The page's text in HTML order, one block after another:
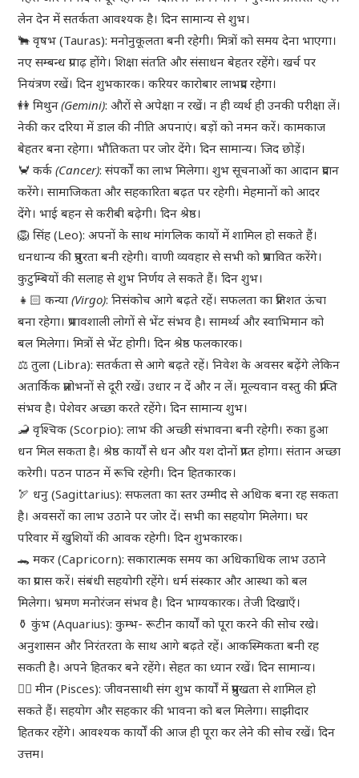
लेन देन में सतर्कता आवश्यक है। दिन सामान्य से शुभ।
🐂 वृषभ (Tauras): मनोनुकूलता बनी रहेगी। मित्रों को समय देना भाएगा।
नए सम्बन्ध प्रगाढ़ होंगे। शिक्षा संतति और संसाधन बेहतर रहेंगे। खर्च पर
नियंत्रण रखें। दिन शुभकारक। करियर कारोबार लाभप्रद रहेगा।
👭मिथुन (Gemini): औरों से अपेक्षा न रखें। न ही व्यर्थ ही उनकी परीक्षा लें।
नेकी कर दरिया में डाल की नीति अपनाएं। बड़ों को नमन करें। कामकाज
बेहतर बना रहेगा। भौतिकता पर जोर देंगे। दिन सामान्य। जिद छोड़ें।
🦀कर्क (Cancer): संपर्कों का लाभ मिलेगा। शुभ सूचनाओं का आदान प्रदान
करेंगे। सामाजिकता और सहकारिता बढ़त पर रहेगी। मेहमानों को आदर
देंगे। भाई बहन से करीबी बढ़ेगी। दिन श्रेष्ठ।
🦁 सिंह (Leo): अपनों के साथ मांगलिक कायों में शामिल हो सकते हैं।
धनधान्य की प्रचुरता बनी रहेगी। वाणी व्यवहार से सभी को प्रभावित करेंगे।
कुटुम्बियों की सलाह से शुभ निर्णय ले सकते हैं। दिन शुभ।
👧🏻कन्या (Virgo): निसंकोच आगे बढ़ते रहें। सफलता का प्रतिशत ऊंचा
बना रहेगा। प्रभावशाली लोगों से भेंट संभव है। सामर्थ्य और स्वाभिमान को
बल मिलेगा। मित्रों से भेंट होगी। दिन श्रेष्ठ फलकारक।
⚖ तुला (Libra): सतर्कता से आगे बढ़ते रहें। निवेश के अवसर बढ़ेंगे लेकिन
अतार्किक प्रलोभनों से दूरी रखें। उधार न दें और न लें। मूल्यवान वस्तु की प्राप्ति
संभव है। पेशेवर अच्छा करते रहेंगे। दिन सामान्य शुभ।
🦂 वृश्चिक (Scorpio): लाभ की अच्छी संभावना बनी रहेगी। रुका हुआ
धन मिल सकता है। श्रेष्ठ कार्यों से धन और यश दोनों प्राप्त होगा। संतान अच्छा
करेगी। पठन पाठन में रूचि रहेगी। दिन हितकारक।
🏹 धनु (Sagittarius): सफलता का स्तर उम्मीद से अधिक बना रह सकता
है। अवसरों का लाभ उठाने पर जोर दें। सभी का सहयोग मिलेगा। घर
परिवार में खुशियों की आवक रहेगी। दिन शुभकारक।
🐊 मकर (Capricorn): सकारात्मक समय का अधिकाधिक लाभ उठाने
का प्रयास करें। संबंधी सहयोगी रहेंगे। धर्म संस्कार और आस्था को बल
मिलेगा। भ्रमण मनोरंजन संभव है। दिन भाग्यकारक। तेजी दिखाएँ।
⚱ कुंभ (Aquarius): कुम्भ- रूटीन कार्यों को पूरा करने की सोच रखे।
अनुशासन और निरंतरता के साथ आगे बढ़ते रहें। आकस्मिकता बनी रह
सकती है। अपने हितकर बने रहेंगे। सेहत का ध्यान रखें। दिन सामान्य।
🧜‍♀ मीन (Pisces): जीवनसाथी संग शुभ कार्यों में प्रमुखता से शामिल हो
सकते हैं। सहयोग और सहकार की भावना को बल मिलेगा। साझीदार
हितकर रहेंगे। आवश्यक कार्यों की आज ही पूरा कर लेने की सोच रखें। दिन
उत्तम।